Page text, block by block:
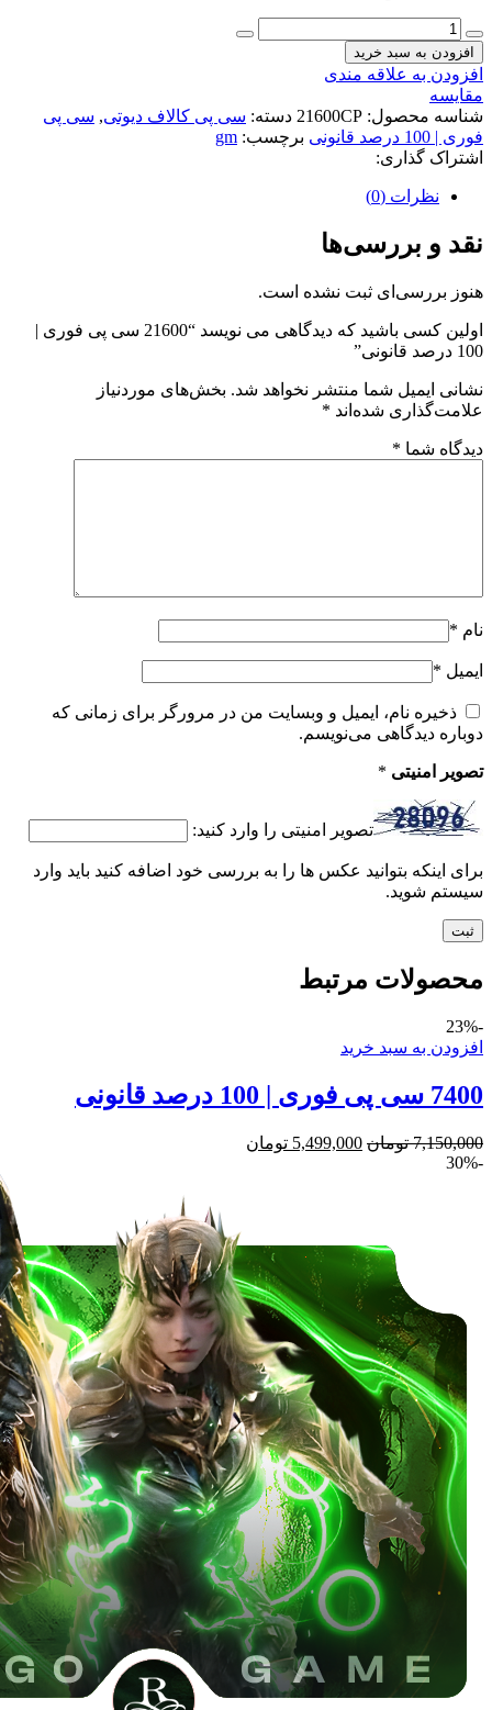
افزودن به سبد خرید
افزودن به علاقه مندی
مقایسه
شناسه محصول: 21600CP دسته: سی پی کالاف دیوتی, سی پی
فوری | 100 درصد قانونی
برچسب: gm
اشتراک گذاری:
نظرات (0)
نقد و بررسی‌ها
هنوز بررسی‌ای ثبت نشده است.
اولین کسی باشید که دیدگاهی می نویسد “21600 سی پی فوری |
100 درصد قانونی”
نشانی ایمیل شما منتشر نخواهد شد. بخش‌های موردنیاز
علامت‌گذاری شده‌اند *
دیدگاه شما *
نام *
ایمیل *
ذخیره نام، ایمیل و وبسایت من در مرورگر برای زمانی که
دوباره دیدگاهی می‌نویسم.
تصویر امنیتی *
تصویر امنیتی را وارد کنید:
برای اینکه بتوانید عکس ها را به بررسی خود اضافه کنید باید وارد
سیستم شوید.
محصولات مرتبط
-23%
افزودن به سبد خرید
7400 سی پی فوری | 100 درصد قانونی
7,150,000 تومان 5,499,000 تومان
-30%